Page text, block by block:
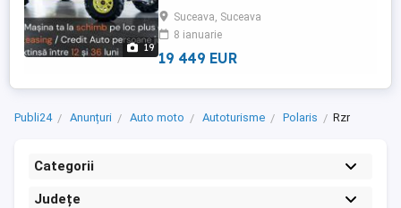
19
Raptor * An fabricatie: 2019 * Capacitate
cilindrica: 999 cmc * Putere motor: 110 CP
* Combustibil: Benzina * Cutie viteze
Automata PVT (Polaris ...
Suceava, Suceava
8 ianuarie
19 449 EUR
Publi24 Anunțuri Auto moto Autoturisme Polaris Rzr
Categorii
Județe